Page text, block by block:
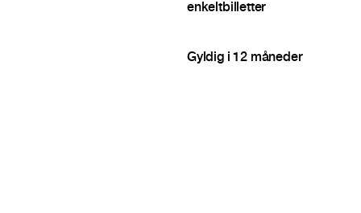
enkeltbilletter
Gyldig i 12 måneder